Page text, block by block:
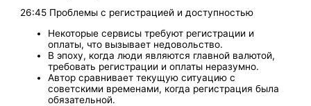
26:45 Проблемы с регистрацией и доступностью
Некоторые сервисы требуют регистрации и
оплаты, что вызывает недовольство.
В эпоху, когда люди являются главной валютой,
требовать регистрации и оплаты неразумно.
Автор сравнивает текущую ситуацию с
советскими временами, когда регистрация была
обязательной.